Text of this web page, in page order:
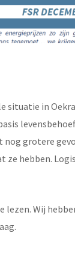
situatie in
grotere
hebben.
lezen. Wij